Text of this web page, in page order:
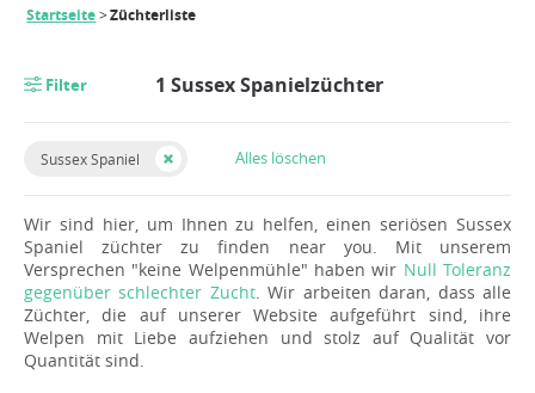
Startseite Züchterliste
Filter 1 Sussex Spanielzüchter
Sussex Spaniel Alles löschen
Wir sind hier, um Ihnen zu helfen, einen seriösen Sussex
Spaniel züchter zu finden near you. Mit unserem
Versprechen "keine Welpenmühle" haben wir Null Toleranz
gegenüber schlechter Zucht. Wir arbeiten daran, dass alle
Züchter, die auf unserer Website aufgeführt sind, ihre
Welpen mit Liebe aufziehen und stolz auf Qualität vor
Quantität sind.